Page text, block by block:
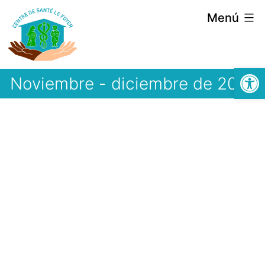
Abrir
Saltar
contenido
Menú
Noviembre - diciembre de 2014